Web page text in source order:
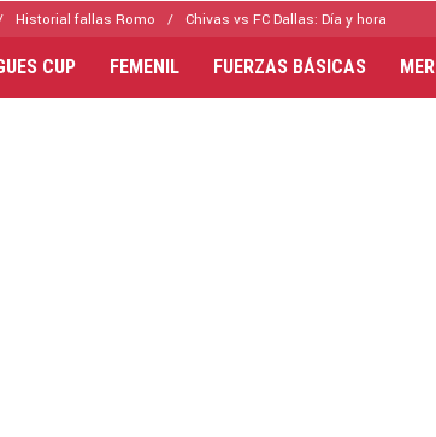
Historial fallas Romo Chivas vs FC Dallas: Día y hora
CUP FEMENIL FUERZAS BÁSICAS